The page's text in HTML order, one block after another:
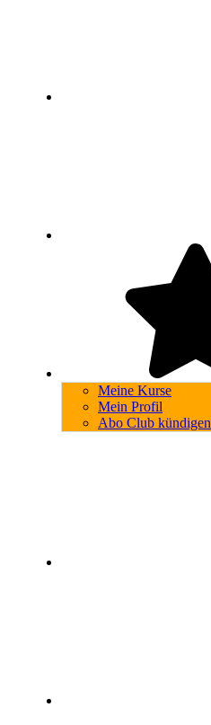
Meine Kurse
Mein Profil
Abo Club kündigen